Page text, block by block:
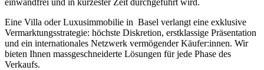
Eine Villa oder Luxusimmobilie in Basel verlangt eine exklusive
Vermarktungsstrategie: höchste Diskretion, erstklassige Präsentation
und ein internationales Netzwerk vermögender Käufer:innen. Wir
bieten Ihnen massgeschneiderte Lösungen für jede Phase des
Verkaufs.